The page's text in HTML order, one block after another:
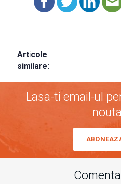
Articole
similare:
Lasa-ti email-ul